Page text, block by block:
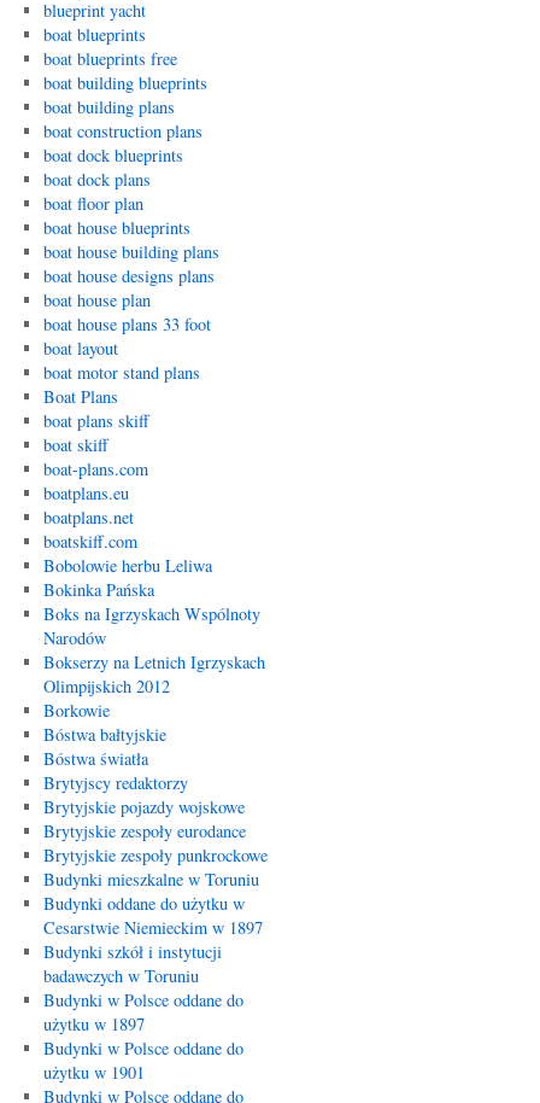
blueprint yacht
boat blueprints
boat blueprints free
boat building blueprints
boat building plans
boat construction plans
boat dock blueprints
boat dock plans
boat floor plan
boat house blueprints
boat house building plans
boat house designs plans
boat house plan
boat house plans 33 foot
boat layout
boat motor stand plans
Boat Plans
boat plans skiff
boat skiff
boat-plans.com
boatplans.eu
boatplans.net
boatskiff.com
Bobolowie herbu Leliwa
Bokinka Pańska
Boks na Igrzyskach Wspólnoty
Narodów
Bokserzy na Letnich Igrzyskach
Olimpijskich 2012
Borkowie
Bóstwa bałtyjskie
Bóstwa światła
Brytyjscy redaktorzy
Brytyjskie pojazdy wojskowe
Brytyjskie zespoły eurodance
Brytyjskie zespoły punkrockowe
Budynki mieszkalne w Toruniu
Budynki oddane do użytku w
Cesarstwie Niemieckim w 1897
Budynki szkół i instytucji
badawczych w Toruniu
Budynki w Polsce oddane do
użytku w 1897
Budynki w Polsce oddane do
użytku w 1901
Budynki w Polsce oddane do